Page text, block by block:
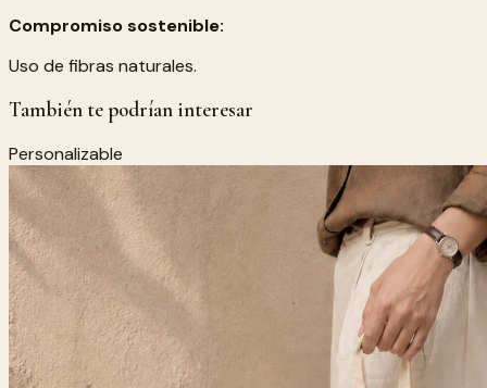
Compromiso sostenible:
Uso de fibras naturales.
También te podrían interesar
Personalizable